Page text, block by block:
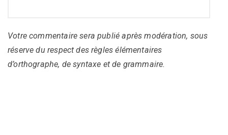
Votre commentaire sera publié après modération, sous
réserve du respect des règles élémentaires
d’orthographe, de syntaxe et de grammaire.